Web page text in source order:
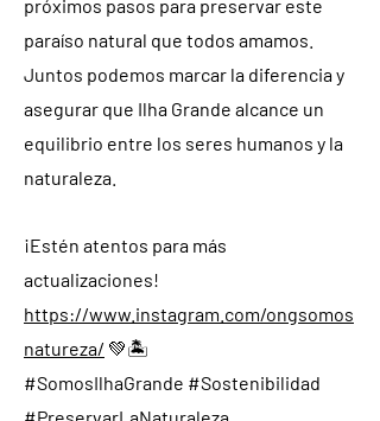
próximos pasos para preservar este
paraíso natural que todos amamos.
Juntos podemos marcar la diferencia y
asegurar que Ilha Grande alcance un
equilibrio entre los seres humanos y la
naturaleza.
¡Estén atentos para más
actualizaciones!
https://www.instagram.com/ongsomos
natureza/ 💚🏝
#SomosIlhaGrande #Sostenibilidad